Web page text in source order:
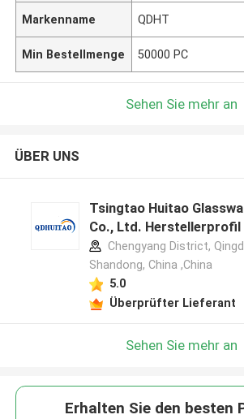
Markenname QDHT
Min Bestellmenge 50000 PC
Sehen Sie mehr an
ÜBER UNS
Tsingtao Huitao
Co., Ltd. Herstellerprofil
Chengyang District,
Shandong, China ,China
5.0
Überprüfter Lieferant
Sehen Sie mehr an
Erhalten Sie den besten